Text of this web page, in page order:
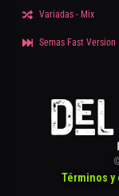
Variadas - Mix
Semas Fast Version
Términos